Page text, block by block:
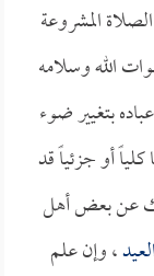
المشروعة
الله وسلامه
بتغيير ضوء
أو جزئياً قد
عن بعض أهل
، وإن علم